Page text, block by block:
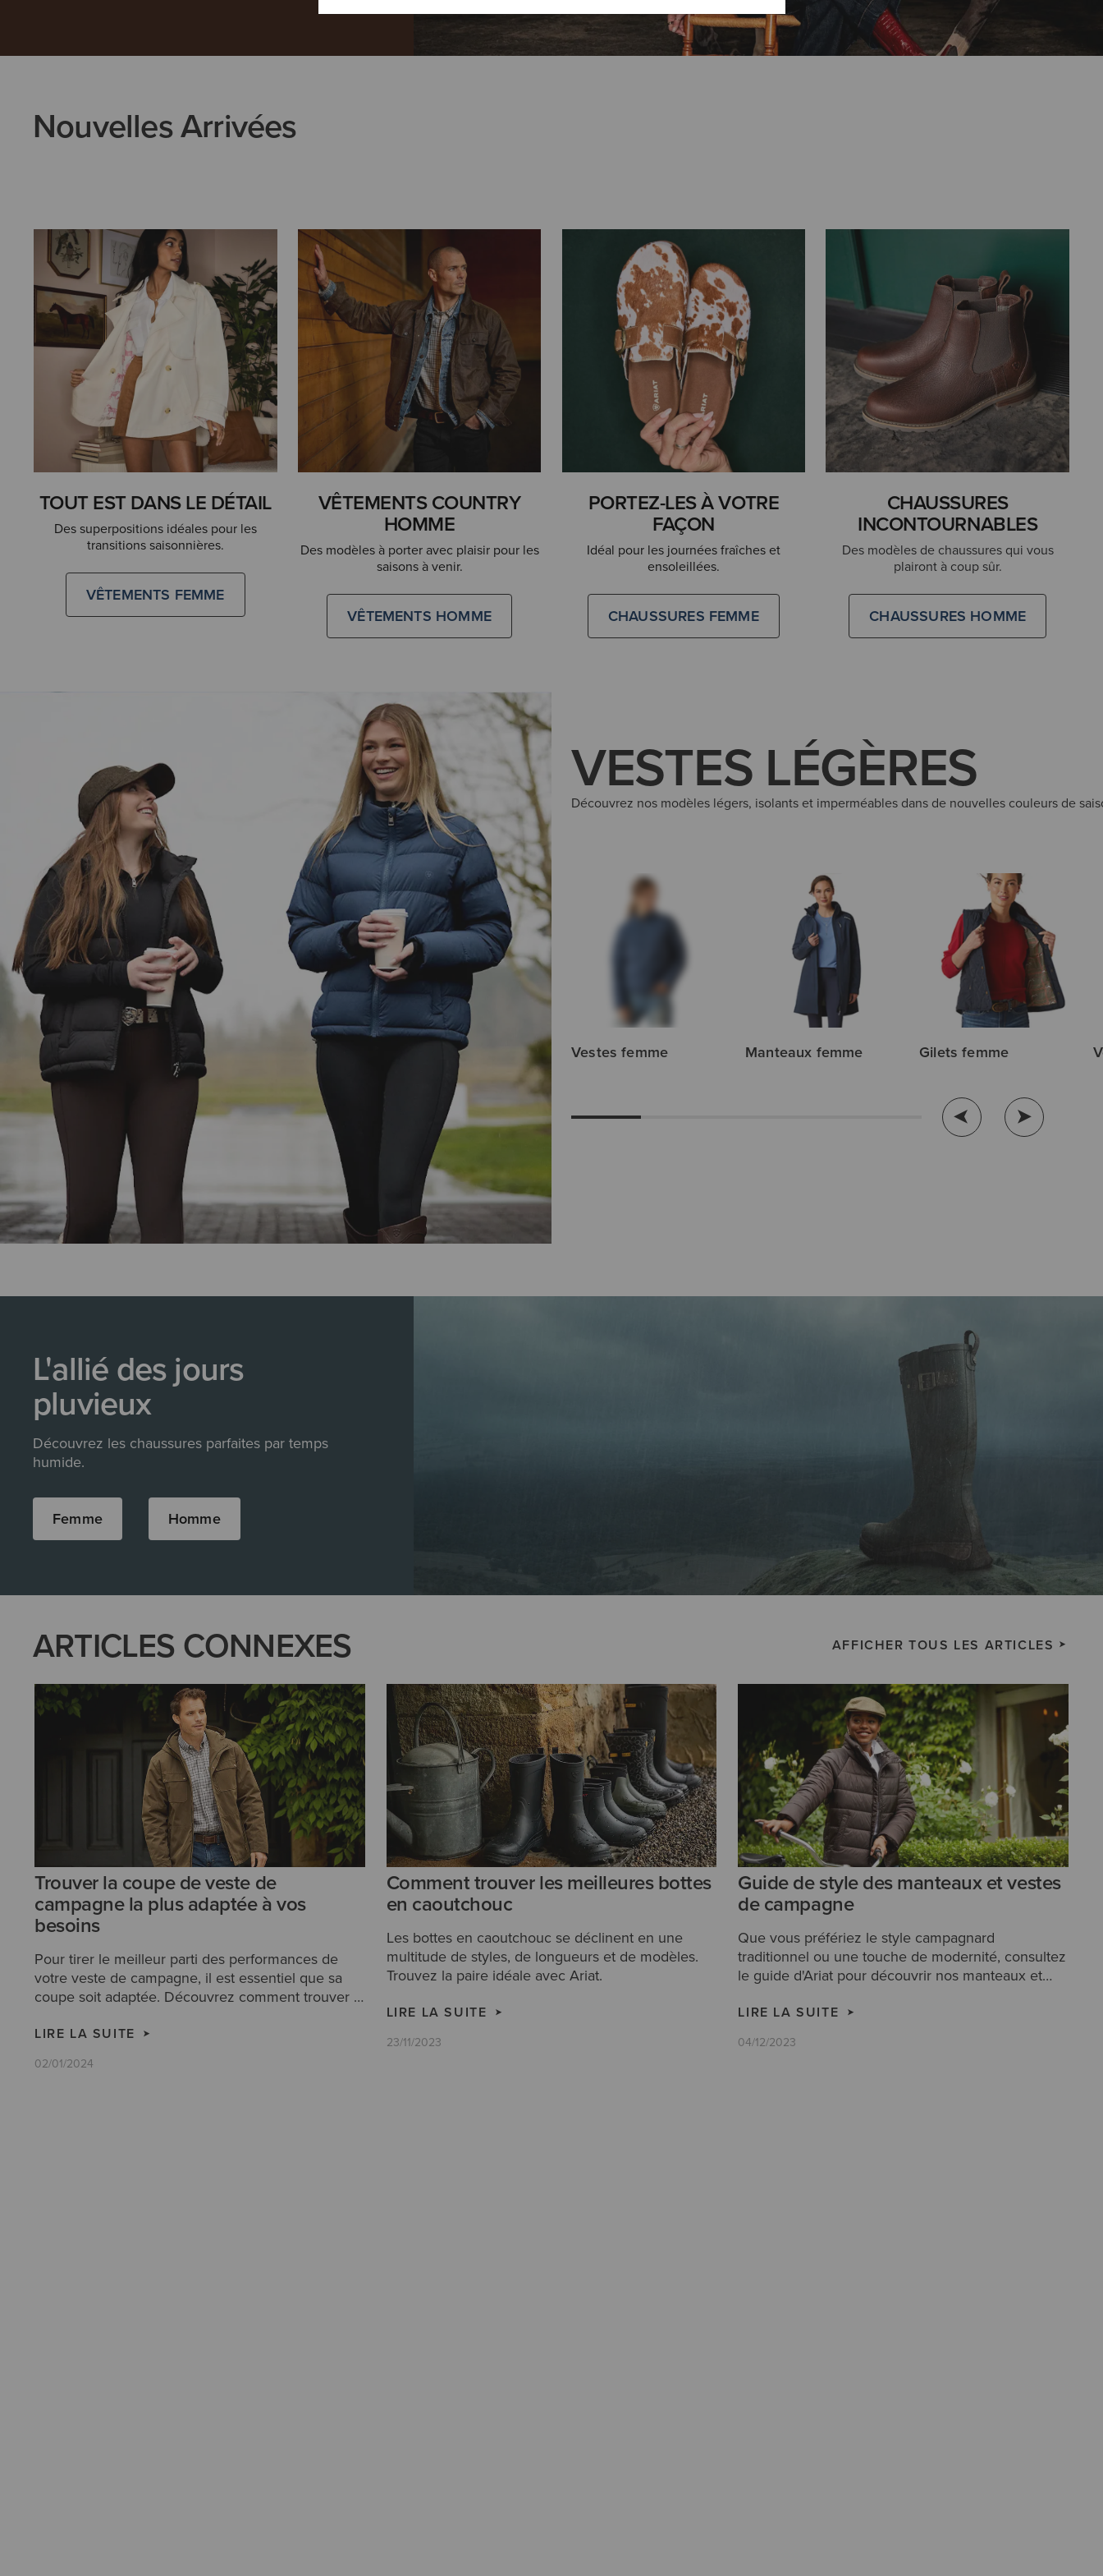
Nouvelles Arrivées
TOUT EST DANS LE DÉTAIL
Des superpositions idéales pour les
transitions saisonnières.
VÊTEMENTS FEMME
VÊTEMENTS COUNTRY
HOMME
Des modèles à porter avec plaisir pour les
saisons à venir.
VÊTEMENTS HOMME
PORTEZ-LES À VOTRE
FAÇON
Idéal pour les journées fraîches et
ensoleillées.
CHAUSSURES FEMME
CHAUSSURES
INCONTOURNABLES
Des modèles de chaussures qui vous
plairont à coup sûr.
CHAUSSURES HOMME
VESTES LÉGÈRES
Découvrez nos modèles légers, isolants et imperméables dans de nouvelles couleurs de
Gilets femme
Gilets homme
Vestes femme Manteaux femme Gilets femme
L'allié des jours
pluvieux
Découvrez les chaussures parfaites par temps
humide.
Femme Homme
ARTICLES CONNEXES AFFICHER TOUS LES ARTICLES
Trouver la coupe de veste de
campagne la plus adaptée à vos
besoins
Pour tirer le meilleur parti des performances de
votre veste de campagne, il est essentiel que sa
coupe soit adaptée. Découvrez comment trouver la
Ariat.
LIRE LA SUITE
02/01/2024
Comment trouver les meilleures bottes
en caoutchouc
Les bottes en caoutchouc se déclinent en une
multitude de styles, de longueurs et de modèles.
Trouvez la paire idéale avec Ariat.
LIRE LA SUITE
23/11/2023
Guide de style des manteaux et vestes
de campagne
Que vous préfériez le style campagnard
traditionnel ou une touche de modernité, consultez
le guide d'Ariat pour découvrir nos manteaux et
LIRE LA SUITE
04/12/2023